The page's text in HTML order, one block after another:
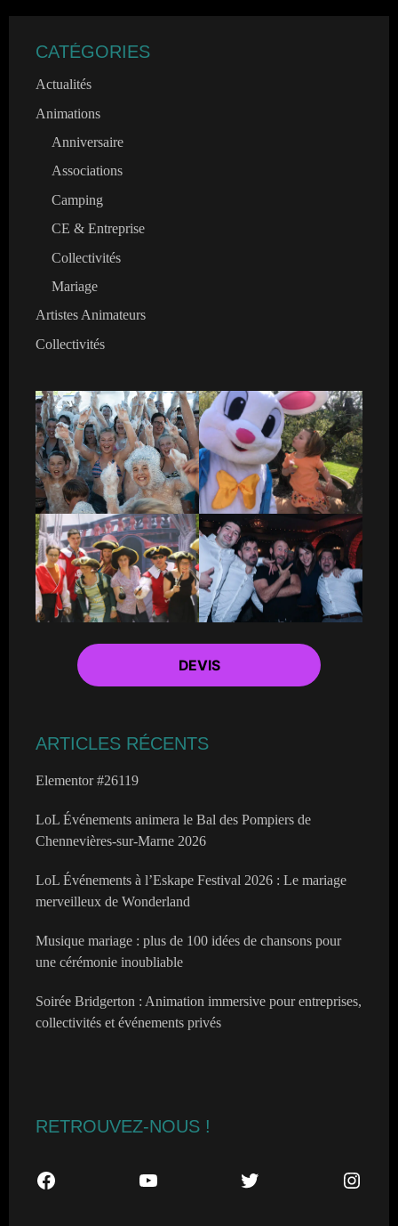
CATÉGORIES
Actualités
Animations
Anniversaire
Associations
Camping
CE & Entreprise
Collectivités
Mariage
Artistes Animateurs
Collectivités
DEVIS
ARTICLES RÉCENTS
Elementor #26119
LoL Événements animera le Bal des Pompiers de
Chennevières-sur-Marne 2026
LoL Événements à l’Eskape Festival 2026 : Le mariage
merveilleux de Wonderland
Musique mariage : plus de 100 idées de chansons pour
une cérémonie inoubliable
Soirée Bridgerton : Animation immersive pour entreprises,
collectivités et événements privés
RETROUVEZ-NOUS !